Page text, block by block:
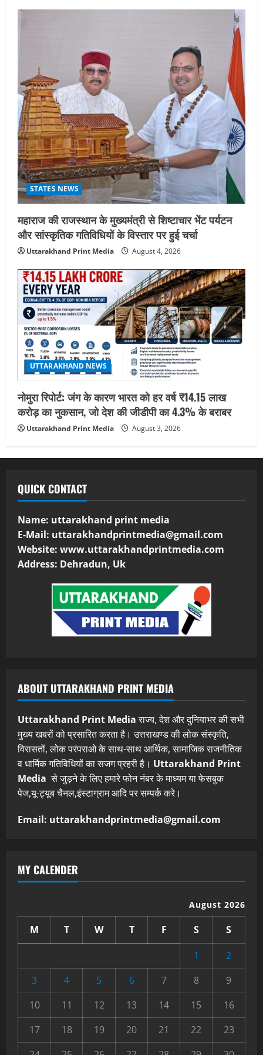
STATES NEWS
महाराज की राजस्थान के मुख्यमंत्री से शिष्टाचार भेंट पर्यटन
और सांस्कृतिक गतिविधियों के विस्तार पर हुई चर्चा
Uttarakhand Print Media August 4, 2026
UTTARAKHAND NEWS
नोमुरा रिपोर्ट: जंग के कारण भारत को हर वर्ष ₹14.15 लाख
करोड़ का नुकसान, जो देश की जीडीपी का 4.3% के बराबर
Uttarakhand Print Media August 3, 2026
QUICK CONTACT
Name: uttarakhand print media
E-Mail: uttarakhandprintmedia@gmail.com
Website: www.uttarakhandprintmedia.com
Address: Dehradun, Uk
ABOUT UTTARAKHAND PRINT MEDIA
Uttarakhand Print Mediaराज्य, देश और दुनियाभर की सभी
मुख्य खबरों को प्रसारित करता है। उत्तराखण्ड की लोक संस्कृति,
विरासतों, लोक परंपराओ के साथ-साथ आर्थिक, सामाजिक राजनीतिक
व धार्मिक गतिविधियों का सजग प्रहरी है। Uttarakhand Print
Media से जुड़ने के लिए हमारे फोन नंबर के माध्यम या फेसबुक
पेज,यू-ट्यूब चैनल,इंस्टाग्राम आदि पर सम्पर्क करे।
Email: uttarakhandprintmedia@gmail.com
MY CALENDER
August 2026
M T W T F S
S
1
2
3
4 5 6 7 8
9
10
11 12 13 14 15
16
17
18 19 20 21 22
23